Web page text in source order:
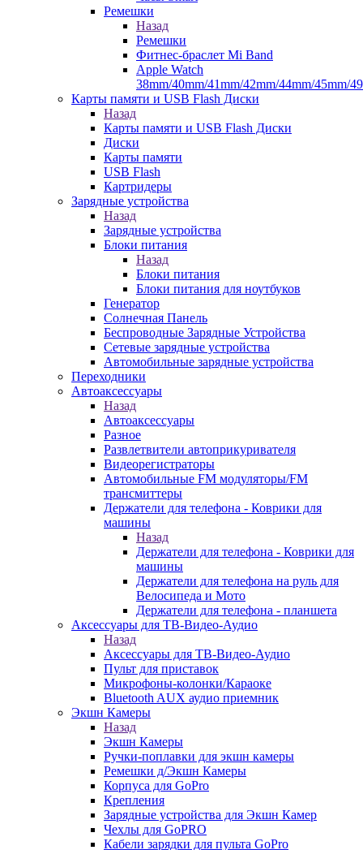
Ремешки
Назад
Ремешки
Фитнес-браслет Mi Band
Apple Watch
38mm/40mm/41mm/42mm/44mm/45mm/
Карты памяти и USB Flash Диски
Назад
Карты памяти и USB Flash Диски
Диски
Карты памяти
USB Flash
Картридеры
Зарядные устройства
Назад
Зарядные устройства
Блоки питания
Назад
Блоки питания
Блоки питания для ноутбуков
Генератор
Солнечная Панель
Беспроводные Зарядные Устройства
Сетевые зарядные устройства
Автомобильные зарядные устройства
Переходники
Автоаксессуары
Назад
Автоаксессуары
Разное
Развлетвители автоприкуривателя
Видеорегистраторы
Автомобильные FM модуляторы/FM
трансмиттеры
Держатели для телефона - Коврики для
машины
Назад
Держатели для телефона - Коврики для
машины
Держатели для телефона на руль для
Велосипеда и Мото
Держатели для телефона - планшета
Аксессуары для ТВ-Видео-Аудио
Назад
Аксессуары для ТВ-Видео-Аудио
Пульт для приставок
Микрофоны-колонки/Караоке
Bluetooth AUX аудио приемник
Экшн Камеры
Назад
Экшн Камеры
Ручки-поплавки для экшн камеры
Ремешки д/Экшн Камеры
Корпуса для GoPro
Крепления
Зарядные устройства для Экшн Камер
Чехлы для GoPRO
Кабели зарядки для пульта GoPro